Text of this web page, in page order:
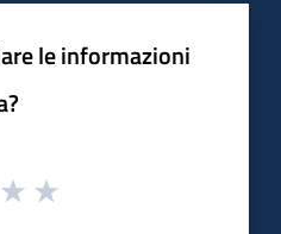
le informazioni